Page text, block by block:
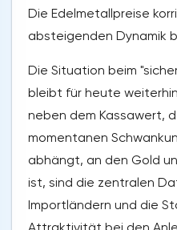
Die Edelmetallpreise
absteigenden Dynamik
Die Situation beim
bleibt für heute
neben dem Kassawert,
momentanen
abhängt, an den Gold
ist, sind die zentralen
Importländern und die